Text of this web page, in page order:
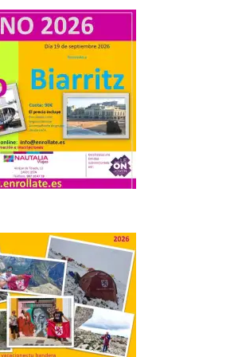
en
cuenta con
de los cielos
con menor
lumínica
Europa, un recurso
disfrutar de
diversas iniciativas
tres
divisar el